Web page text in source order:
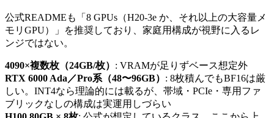
公式READMEも「8 GPUs（H20-3e か、それ以上の大容量メ
モリGPU）」を推奨しており、家庭用構成が視野に入るレ
ンジではない。
4090×複数枚（24GB/枚） : VRAMが足りずベース想定外
RTX 6000 Ada／Pro系（48〜96GB） : 8枚積んでもBF16は厳
しい。INT4なら理論的には載るが、帯域・PCIe・専用ファ
ブリックなしの構成は実運用しづらい